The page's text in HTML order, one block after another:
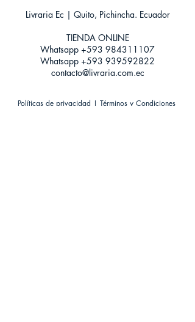
Livraria Ec | Quito, Pichincha. Ecuador
TIENDA ONLINE​
Whatsapp +593 984311107
Whatsapp +593 939592822
contacto@livraria.com.ec
Políticas de privacidad | Términos y Condiciones